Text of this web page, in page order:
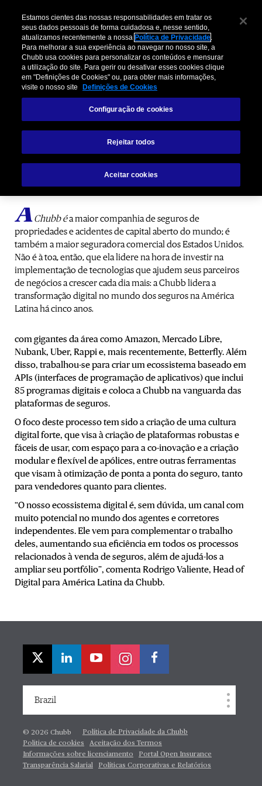
Ecossistema digital Chubb:Uma
ferramenta para crescer
Descubra a Conexão Chubb!
AChubb éa maior companhia de seguros de
propriedades e acidentes de capital aberto do mundo; é
também a maior seguradora comercial dos Estados Unidos.
Não é à toa, então, que ela lidere na hora de investir na
implementação de tecnologias que ajudem seus parceiros
de negócios a crescer cada dia mais: a Chubb lidera a
transformação digital no mundo dos seguros na América
Latina há cinco anos.
com gigantes da área como Amazon, Mercado Libre,
Nubank, Uber, Rappi e, mais recentemente, Betterfly. Além
disso, trabalhou-se para criar um ecossistema baseado em
APIs (interfaces de programação de aplicativos) que inclui
85 programas digitais e coloca a Chubb na vanguarda das
plataformas de seguros.
O foco deste processo tem sido a criação de uma cultura
digital forte, que visa à criação de plataformas robustas e
fáceis de usar, com espaço para a co-inovação e a criação
modular e flexível de apólices, entre outras ferramentas
que visam à otimização de ponta a ponta do seguro, tanto
para vendedores quanto para clientes.
“O nosso ecossistema digital é, sem dúvida, um canal com
muito potencial no mundo dos agentes e corretores
independentes. Ele vem para complementar o trabalho
deles, aumentando sua eficiência em todos os processos
relacionados à venda de seguros, além de ajudá-los a
ampliar seu portfólio”, comenta Rodrigo Valiente, Head of
Digital para América Latina da Chubb.
Brazil
© 2026 Chubb
Política de Privacidade da Chubb
Politica de cookies
Aceitação dos Termos
Informações sobre licenciamento
Portal Open Insurance
Transparência Salarial
Políticas Corporativas e Relatórios
Estamos cientes das nossas responsabilidades em tratar os
seus dados pessoais de forma cuidadosa e, nesse sentido,
atualizamos recentemente a nossa Política de Privacidade.
Para melhorar a sua experiência ao navegar no nosso site, a
Chubb usa cookies para personalizar os conteúdos e mensurar
a utilização do site. Para gerir ou desativar esses cookies clique
em "Definições de Cookies" ou, para obter mais informações,
visite o nosso site
Definições de Cookies
Configuração de cookies
Rejeitar todos
Aceitar cookies